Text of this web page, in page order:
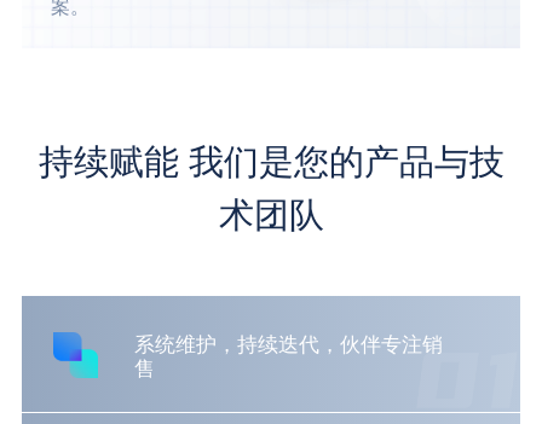
持续赋能 我们是您的产品与技
术团队
系统维护，持续迭代，伙伴专注销
售